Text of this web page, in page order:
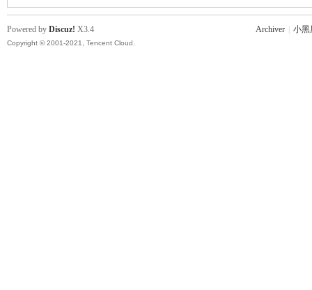
Archiver 小黑
Powered by Discuz! X3.4
Copyright © 2001-2021, Tencent Cloud.